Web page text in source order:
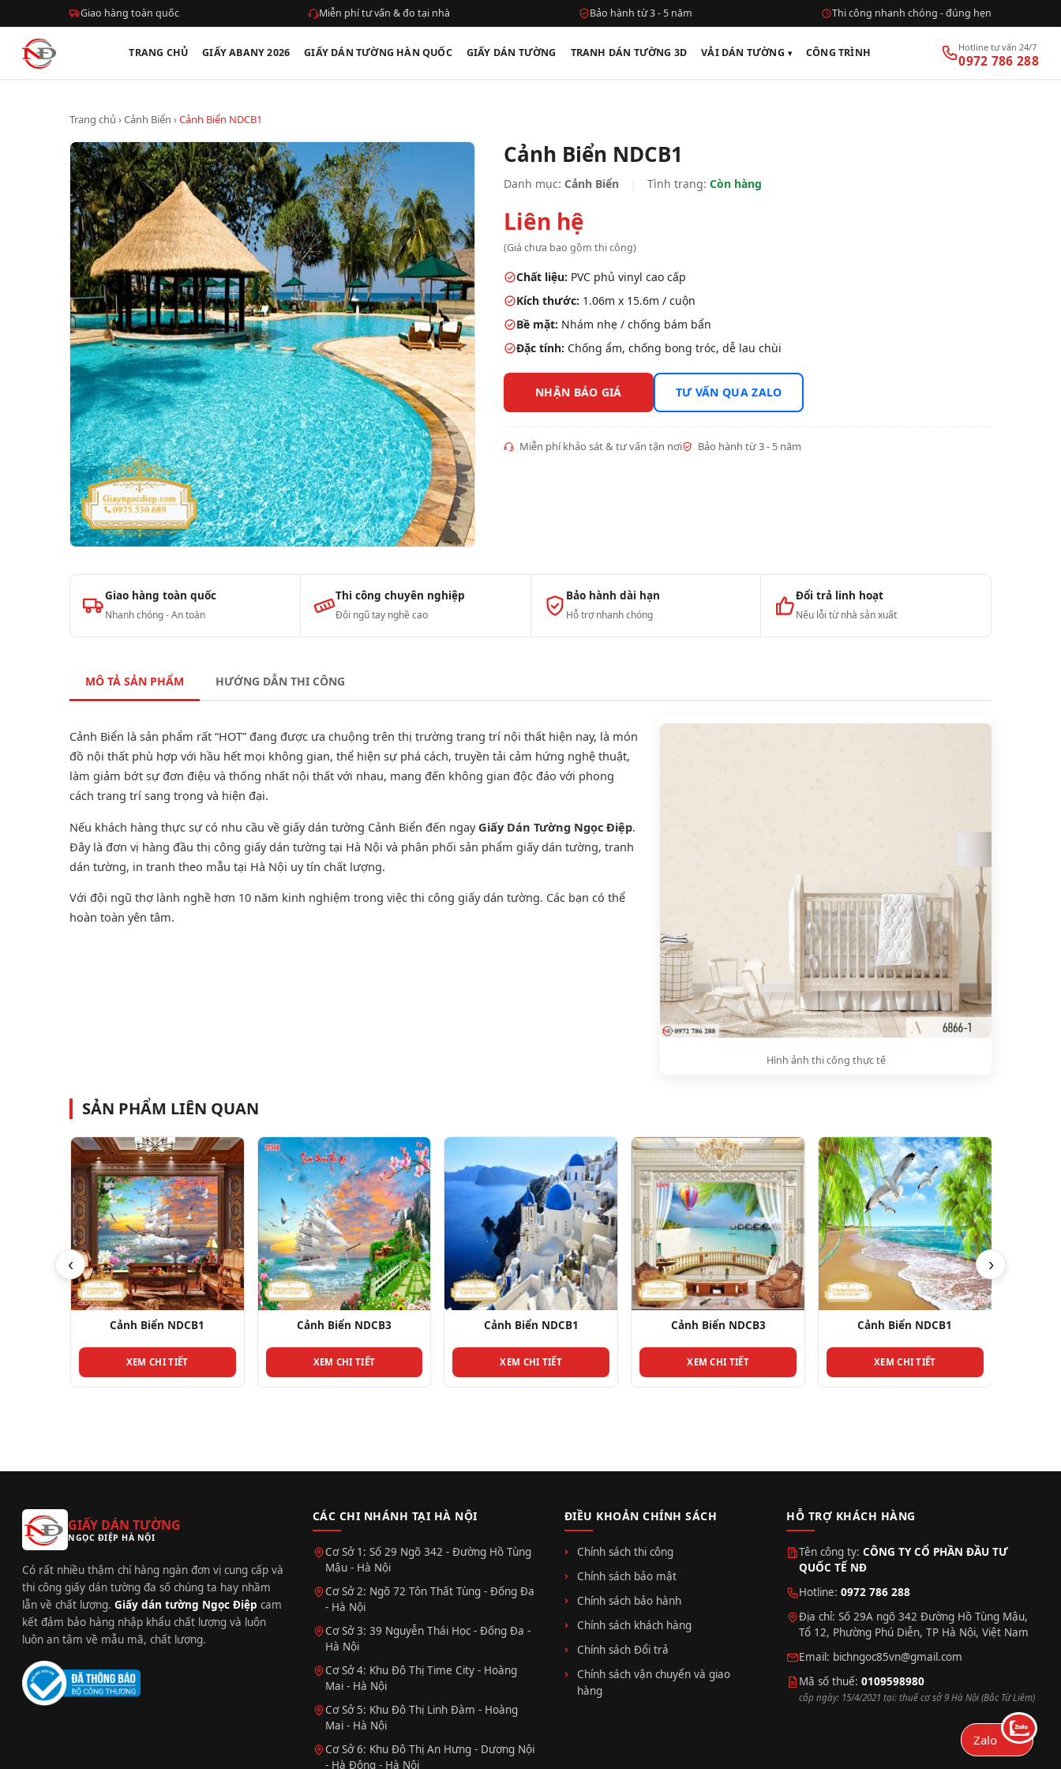
Giao hàng toàn quốc Miễn phí tư vấn & đo tại nhà Bảo hành từ 3 - 5 năm Thi công nhanh chóng - đúng hẹn
TRANG CHỦ GIẤY ABANY 2026 GIẤY DÁN TƯỜNG HÀN QUỐC GIẤY DÁN TƯỜNG TRANH DÁN TƯỜNG 3D VẢI DÁN TƯỜNG CÔNG TRÌNH Hotline tư vấn 24/7
0972 786 288
Trang chủ ›Cảnh Biển ›Cảnh Biển NDCB1
Cảnh Biển NDCB1
Danh mục: Cảnh Biển Tình trạng: Còn hàng
Liên hệ
(Giá chưa bao gồm thi công)
Chất liệu: PVC phủ vinyl cao cấp
Kích thước: 1.06m x 15.6m / cuộn
Bề mặt: Nhám nhẹ / chống bám bẩn
Đặc tính: Chống ẩm, chống bong tróc, dễ lau chùi
NHẬN BÁO GIÁ TƯ VẤN QUA ZALO
Miễn phí khảo sát & tư vấn tận nơi Bảo hành từ 3 - 5 năm
Giao hàng toàn quốc
Nhanh chóng - An toàn
Thi công chuyên nghiệp
Đội ngũ tay nghề cao
Bảo hành dài hạn
Hỗ trợ nhanh chóng
Đổi trả linh hoạt
Nếu lỗi từ nhà sản xuất
MÔ TẢ SẢN PHẨM HƯỚNG DẪN THI CÔNG
Cảnh Biển là sản phẩm rất “HOT” đang được ưa chuộng trên thị trường trang trí nội thất hiện nay, là món
đồ nội thất phù hợp với hầu hết mọi không gian, thể hiện sự phá cách, truyền tải cảm hứng nghệ thuật,
làm giảm bớt sự đơn điệu và thống nhất nội thất với nhau, mang đến không gian độc đáo với phong
cách trang trí sang trọng và hiện đại.
Nếu khách hàng thực sự có nhu cầu về giấy dán tường Cảnh Biển đến ngayGiấy Dán Tường Ngọc Điệp.
Đây là đơn vị hàng đầu thị công giấy dán tường tại Hà Nội và phân phối sản phẩm giấy dán tường, tranh
dán tường, in tranh theo mẫu tại Hà Nội uy tín chất lượng.
Với đội ngũ thợ lành nghề hơn 10 năm kinh nghiệm trong việc thi công giấy dán tường. Các bạn có thể
hoàn toàn yên tâm.
Hình ảnh thi công thực tế
SẢN PHẨM LIÊN QUAN
‹
Cảnh Biển NDCB3
XEM CHI TIẾT
Cảnh Biển NDCB1
XEM CHI TIẾT
Cảnh Biển NDCB3
XEM CHI TIẾT
Cảnh Biển NDCB1
XEM CHI TIẾT
Cảnh Biển NDCB2
XEM CHI TIẾT
›
GIẤY DÁN TƯỜNG
NGỌC ĐIỆP HÀ NỘI
Có rất nhiều thậm chí hàng ngàn đơn vị cung cấp và
thi công giấy dán tường đa số chúng ta hay nhầm
lẫn về chất lượng. Giấy dán tường Ngọc Điệp cam
kết đảm bảo hàng nhập khẩu chất lượng và luôn
luôn an tâm về mẫu mã, chất lượng.
CÁC CHI NHÁNH TẠI HÀ NỘI
Cơ Sở 1: Số 29 Ngõ 342 - Đường Hồ Tùng
Mậu - Hà Nội
Cơ Sở 2: Ngõ 72 Tôn Thất Tùng - Đống Đa
- Hà Nội
Cơ Sở 3: 39 Nguyễn Thái Học - Đống Đa -
Hà Nội
Cơ Sở 4: Khu Đô Thị Time City - Hoàng
Mai - Hà Nội
Cơ Sở 5: Khu Đô Thị Linh Đàm - Hoàng
Mai - Hà Nội
Cơ Sở 6: Khu Đô Thị An Hưng - Dương Nội
- Hà Đông - Hà Nội
ĐIỀU KHOẢN CHÍNH SÁCH
Chính sách thi công
Chính sách bảo mật
Chính sách bảo hành
Chính sách khách hàng
Chính sách Đổi trả
Chính sách vận chuyển và giao
hàng
HỖ TRỢ KHÁCH HÀNG
Tên công ty:CÔNG TY CỔ PHẦN ĐẦU TƯ
QUỐC TẾ NĐ
Hotline:0972 786 288
Địa chỉ: Số 29A ngõ 342 Đường Hồ Tùng Mậu,
Tổ 12, Phường Phú Diễn, TP Hà Nội, Việt Nam
Email: bichngoc85vn@gmail.com
Mã số thuế:0109598980
cấp ngày: 15/4/2021 tại: thuế cơ sở 9 Hà Nội (Bắc Từ Liêm)
Zalo